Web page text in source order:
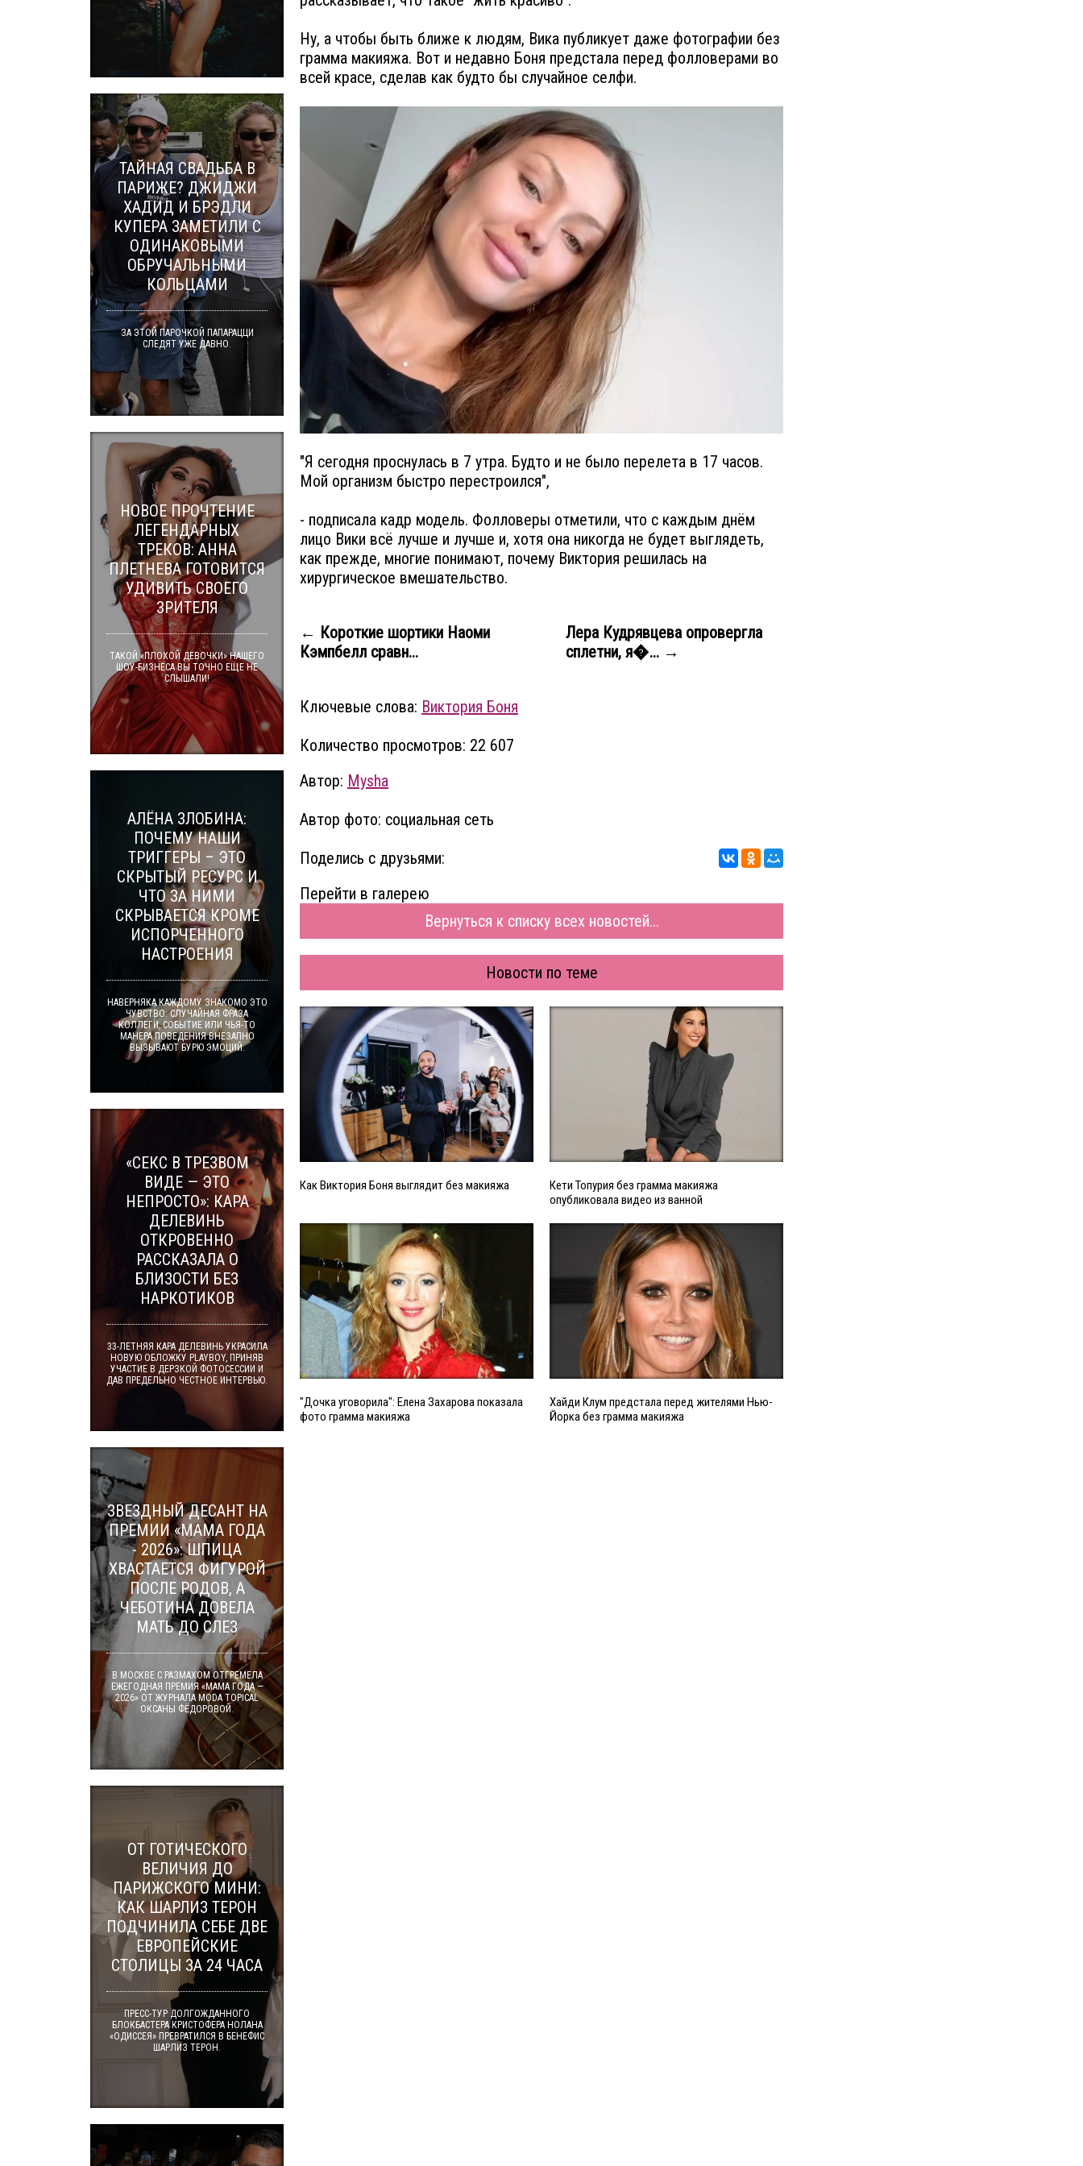
Ну, а чтобы быть ближе к людям, Вика публикует даже фотографии без
грамма макияжа. Вот и недавно Боня предстала перед фолловерами во
всей красе, сделав как будто бы случайное селфи.
"Я сегодня проснулась в 7 утра. Будто и не было перелета в 17 часов.
Мой организм быстро перестроился",
- подписала кадр модель. Фолловеры отметили, что с каждым днём
лицо Вики всё лучше и лучше и, хотя она никогда не будет выглядеть,
как прежде, многие понимают, почему Виктория решилась на
хирургическое вмешательство.
← Короткие шортики Наоми
Кэмпбелл сравн...
Лера Кудрявцева опровергла
сплетни, я�... →
Ключевые слова: Виктория Боня
Количество просмотров: 22 607
Автор: Mysha
Автор фото: социальная сеть
Поделись с друзьями:
Перейти в галерею
Вернуться к списку всех новостей...
Новости по теме
Как Виктория Боня выглядит без макияжа
Кети Топурия без грамма макияжа
опубликовала видео из ванной
"Дочка уговорила": Елена Захарова показала
фото грамма макияжа
Хайди Клум предстала перед жителями Нью-
Йорка без грамма макияжа
ТАЙНАЯ СВАДЬБА В
ПАРИЖЕ? ДЖИДЖИ
ХАДИД И БРЭДЛИ
КУПЕРА ЗАМЕТИЛИ С
ОДИНАКОВЫМИ
ОБРУЧАЛЬНЫМИ
КОЛЬЦАМИ
ЗА ЭТОЙ ПАРОЧКОЙ ПАПАРАЦЦИ
СЛЕДЯТ УЖЕ ДАВНО.
НОВОЕ ПРОЧТЕНИЕ
ЛЕГЕНДАРНЫХ
ТРЕКОВ: АННА
ПЛЕТНЕВА ГОТОВИТСЯ
УДИВИТЬ СВОЕГО
ЗРИТЕЛЯ
ТАКОЙ «ПЛОХОЙ ДЕВОЧКИ» НАШЕГО
ШОУ-БИЗНЕСА ВЫ ТОЧНО ЕЩЕ НЕ
СЛЫШАЛИ!
АЛЁНА ЗЛОБИНА:
ПОЧЕМУ НАШИ
ТРИГГЕРЫ – ЭТО
СКРЫТЫЙ РЕСУРС И
ЧТО ЗА НИМИ
СКРЫВАЕТСЯ КРОМЕ
ИСПОРЧЕННОГО
НАСТРОЕНИЯ
НАВЕРНЯКА КАЖДОМУ ЗНАКОМО ЭТО
ЧУВСТВО: СЛУЧАЙНАЯ ФРАЗА
КОЛЛЕГИ, СОБЫТИЕ ИЛИ ЧЬЯ-ТО
МАНЕРА ПОВЕДЕНИЯ ВНЕЗАПНО
ВЫЗЫВАЮТ БУРЮ ЭМОЦИЙ.
«СЕКС В ТРЕЗВОМ
ВИДЕ — ЭТО
НЕПРОСТО»: КАРА
ДЕЛЕВИНЬ
ОТКРОВЕННО
РАССКАЗАЛА О
БЛИЗОСТИ БЕЗ
НАРКОТИКОВ
33-ЛЕТНЯЯ КАРА ДЕЛЕВИНЬ УКРАСИЛА
НОВУЮ ОБЛОЖКУ PLAYBOY, ПРИНЯВ
УЧАСТИЕ В ДЕРЗКОЙ ФОТОСЕССИИ И
ДАВ ПРЕДЕЛЬНО ЧЕСТНОЕ ИНТЕРВЬЮ.
ЗВЕЗДНЫЙ ДЕСАНТ НА
ПРЕМИИ «МАМА ГОДА
- 2026»: ШПИЦА
ХВАСТАЕТСЯ ФИГУРОЙ
ПОСЛЕ РОДОВ, А
ЧЕБОТИНА ДОВЕЛА
МАТЬ ДО СЛЕЗ
В МОСКВЕ С РАЗМАХОМ ОТГРЕМЕЛА
ЕЖЕГОДНАЯ ПРЕМИЯ «МАМА ГОДА —
2026» ОТ ЖУРНАЛА MODA TOPICAL
ОКСАНЫ ФЁДОРОВОЙ.
ОТ ГОТИЧЕСКОГО
ВЕЛИЧИЯ ДО
ПАРИЖСКОГО МИНИ:
КАК ШАРЛИЗ ТЕРОН
ПОДЧИНИЛА СЕБЕ ДВЕ
ЕВРОПЕЙСКИЕ
СТОЛИЦЫ ЗА 24 ЧАСА
ПРЕСС-ТУР ДОЛГОЖДАННОГО
БЛОКБАСТЕРА КРИСТОФЕРА НОЛАНА
«ОДИССЕЯ» ПРЕВРАТИЛСЯ В БЕНЕФИС
ШАРЛИЗ ТЕРОН.